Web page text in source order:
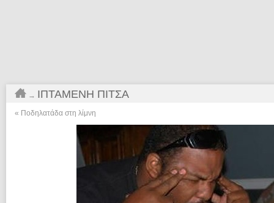
→ ΙΠΤΆΜΕΝΗ ΠΊΤΣΑ
« Ποδηλατάδα στη λίμνη